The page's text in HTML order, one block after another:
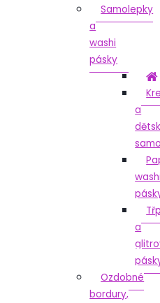
Samolepky
a
washi
pásky
a
a
Ozdobné
bordury,